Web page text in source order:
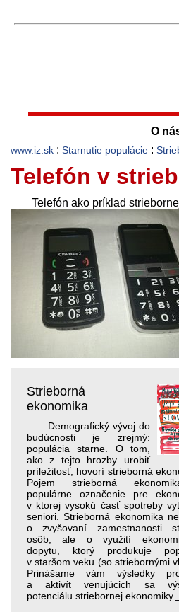
O
www.iz.sk : Starnutie populácie :
Telefón v
Telefón ako príklad
Strieborná
ekonomika
Demografický vývoj do
budúcnosti je zrejmý:
populácia starne. O tom,
ako z tejto hrozby urobiť
príležitosť, hovorí strieborná
Pojem strieborná
populárne označenie pre
v ktorej vysokú časť spotreby
seniori. Strieborná ekonomika
o zvyšovaní zamestnanosti
osôb, ale o využití
dopytu, ktorý produkuje
v staršom veku (so striebornými
Prinášame vám výsledky
a aktivít venujúcich sa
potenciálu striebornej ekonomiky.